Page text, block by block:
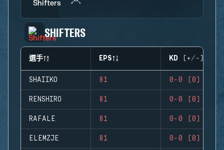
SHIFTERS
選手 EPS KD (+/-)
SHAIIKO 81 0-0 (0)
RENSHIRO 81 0-0 (0)
RAFALE 81 0-0 (0)
ELEMZJE 81 0-0 (0)